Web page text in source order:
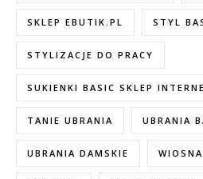
SKLEP EBUTIK.PL STYL
STYLIZACJE DO PRACY
SUKIENKI BASIC SKLEP
TANIE UBRANIA UBRANIA
UBRANIA DAMSKIE